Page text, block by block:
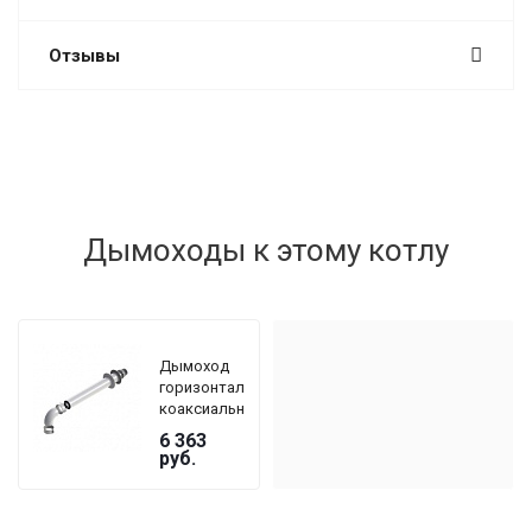
Отзывы
Дымоходы к этому котлу
Дымоход
горизонтальный
коаксиальный
De Dietrich
DY 908 Ø
60/100 мм,
6 363
руб.